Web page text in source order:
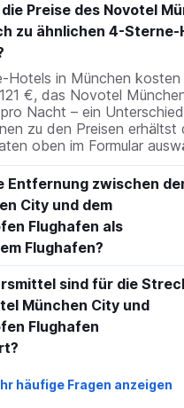
Preise des Novotel
zu ähnlichen 4-
Hotels in München
€, das Novotel
Nacht – ein
zu den Preisen erhältst
oben im Formular
Entfernung zwischen
City und dem
Flughafen als
Flughafen?
sind für die
München City und
Flughafen
häufige Fragen anzeigen